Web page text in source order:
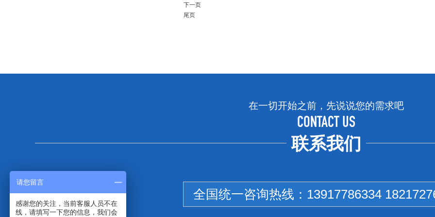
下一页
尾页
在一切开始之前，先说说您的需求吧
CONTACT US
联系我们
全国统一咨询热线： 13917786334
请您留言
感谢您的关注，当前客服人员不在
线，请填写一下您的信息，我们会